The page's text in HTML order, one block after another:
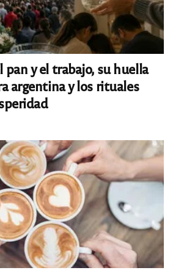
pan y el trabajo, su huella
argentina y los rituales